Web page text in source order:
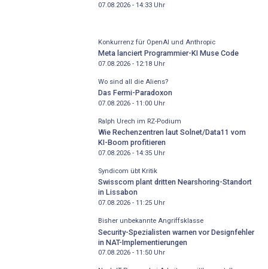
07.08.2026 - 14:33Uhr
Konkurrenz für OpenAI und Anthropic
Meta lanciert Programmier-KI Muse Code
07.08.2026 - 12:18Uhr
Wo sind all die Aliens?
Das Fermi-Paradoxon
07.08.2026 - 11:00Uhr
Ralph Urech im RZ-Podium
Wie Rechenzentren laut Solnet/Data11 vom
KI-Boom profitieren
07.08.2026 - 14:35Uhr
Syndicom übt Kritik
Swisscom plant dritten Nearshoring-Standort
in Lissabon
07.08.2026 - 11:25Uhr
Bisher unbekannte Angriffsklasse
Security-Spezialisten warnen vor Designfehler
in NAT-Implementierungen
07.08.2026 - 11:50Uhr